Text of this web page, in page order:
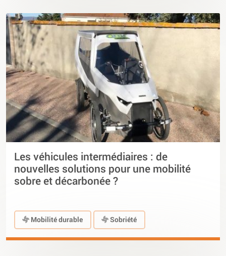
Les véhicules intermédiaires : de
nouvelles solutions pour une mobilité
sobre et décarbonée ?
Mobilité durable Sobriété